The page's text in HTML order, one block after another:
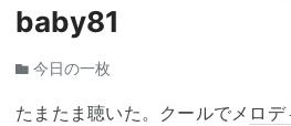
baby81
今日の一枚
たまたま聴いた。クールでメ ロデ